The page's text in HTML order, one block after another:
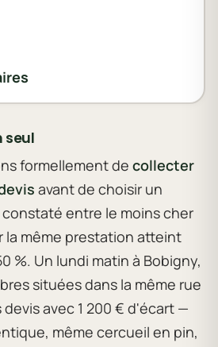
seul
formellement de collecter
avant de choisir un
entre le moins cher
la même prestation atteint
%. Un lundi matin à Bobigny,
situées dans la même rue
avec 1 200 € d'écart —
même cercueil en pin,